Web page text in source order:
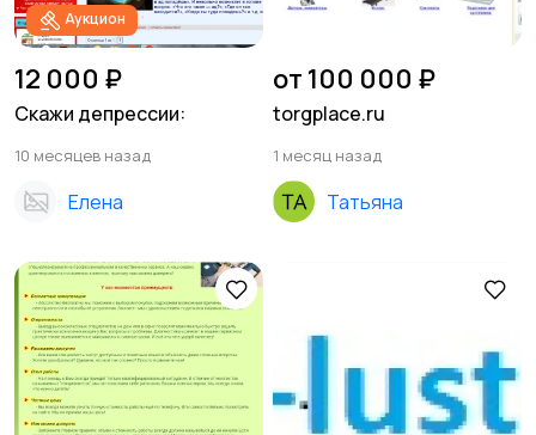
Аукцион
12 000 ₽
Скажи депрессии:
10 месяцев назад
Елена
от 100 000 ₽
torgplace.ru
1 месяц назад
Татьяна